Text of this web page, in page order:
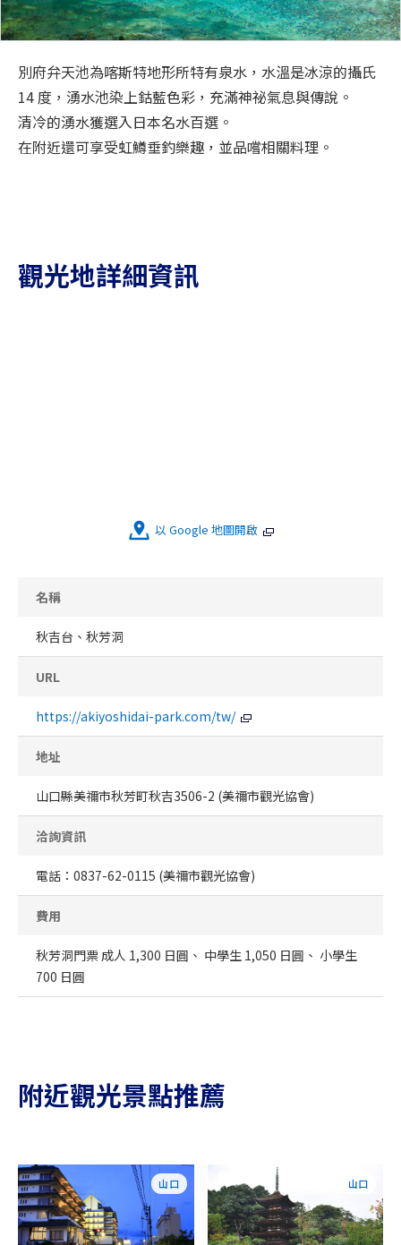
別府弁天池為喀斯特地形所特有泉水，水溫是冰涼的攝氏
14 度，湧水池染上鈷藍色彩，充滿神祕氣息與傳說。
清冷的湧水獲選入日本名水百選。
在附近還可享受虹鱒垂釣樂趣，並品嚐相關料理。
觀光地詳細資訊
以 Google 地圖開啟
名稱
秋吉台、秋芳洞
URL
https://akiyoshidai-park.com/tw/
地址
山口縣美禰市秋芳町秋吉3506-2 (美禰市觀光協會)
洽詢資訊
電話：0837-62-0115 (美禰市觀光協會)
費用
秋芳洞門票 成人 1,300 日圓、 中學生 1,050 日圓、 小學生
700 日圓
附近觀光景點推薦
山口 山口